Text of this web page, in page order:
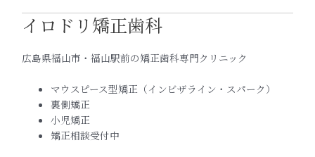
イロドリ矯正歯科
広島県福山市・福山駅前の矯正歯科専門クリニック
マウスピース型矯正（インビザライン・スパーク）
裏側矯正
小児矯正
矯正相談受付中